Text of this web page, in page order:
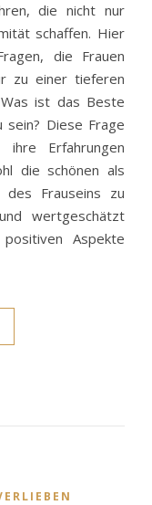
die nicht nur
schaffen. Hier
die Frauen
zu einer tieferen
ist das Beste
sein? Diese Frage
Erfahrungen
die schönen als
des Frauseins zu
wertgeschätzt
Aspekte